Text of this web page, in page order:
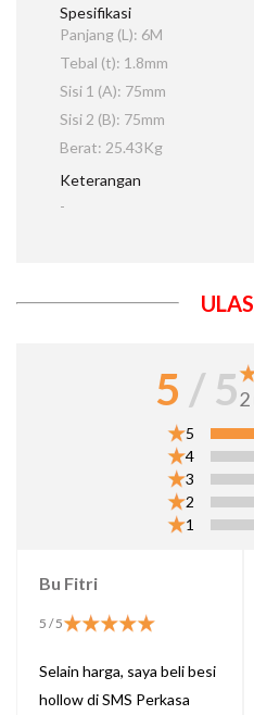
Spesifikasi
Panjang (L): 6M
Tebal (t): 1.8mm
Sisi 1 (A): 75mm
Sisi 2 (B): 75mm
Berat: 25.43Kg
Keterangan
-
5 / 52
5
4
3
2
1
Bu Fitri
5 / 5
Selain harga, saya beli besi
hollow di SMS Perkasa